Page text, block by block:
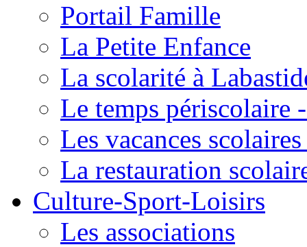
Portail Famille
La Petite Enfance
La scolarité à
Le temps périscolaire
Les vacances
La restauration
Culture-Sport-Loisirs
Les associations